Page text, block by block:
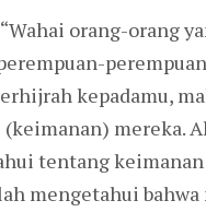
orang-orang
kepadamu,
(keimanan) mereka.
tentang
mengetahui bahwa